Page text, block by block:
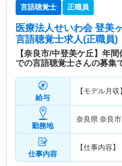
言語聴覚士 正職員
医療法人せいわ会 登美
言語聴覚士求人(正職員)
【奈良市/中登美ケ丘】年
での言語聴覚士さんの募集
給与
【モデル月収】
勤務地
奈良県 奈良市
仕事内容
【仕事内容